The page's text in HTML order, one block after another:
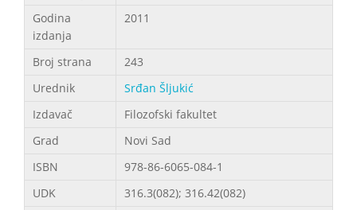
Godina
izdanja
2011
Broj strana
243
Urednik
Srđan Šljukić
Izdavač
Filozofski fakultet
Grad
Novi Sad
ISBN
978-86-6065-084-1
UDK
316.3(082); 316.42(082)